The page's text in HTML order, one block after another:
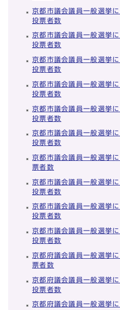
京都市議会議員一般選挙
投票者数
京都市議会議員一般選挙
投票者数
京都市議会議員一般選挙
投票者数
京都市議会議員一般選挙
投票者数
京都市議会議員一般選挙
投票者数
京都市議会議員一般選挙
投票者数
京都市議会議員一般選挙
票者数
京都市議会議員一般選挙
投票者数
京都市議会議員一般選挙
投票者数
京都市議会議員一般選挙
投票者数
京都府議会議員一般選挙
票者数
京都府議会議員一般選挙
投票者数
京都府議会議員一般選挙